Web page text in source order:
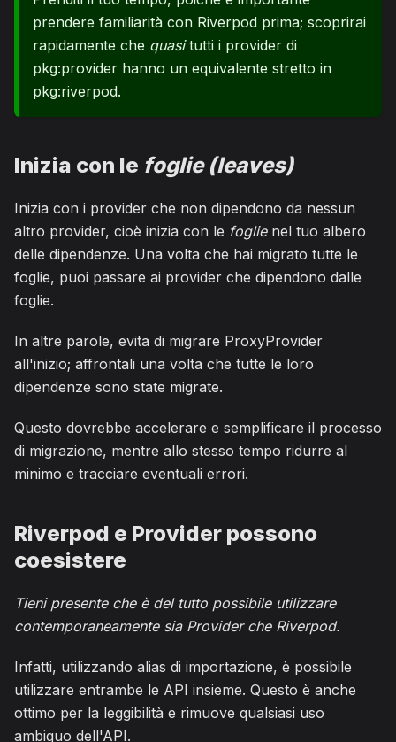
prendere familiarità con Riverpod prima; scoprirai
rapidamente che quasitutti i provider di
pkg:provider hanno un equivalente stretto in
pkg:riverpod.
Inizia con le foglie (leaves)
Inizia con i provider che non dipendono da nessun
altro provider, cioè inizia con le foglienel tuo albero
delle dipendenze. Una volta che hai migrato tutte le
foglie, puoi passare ai provider che dipendono dalle
foglie.
In altre parole, evita di migrare ProxyProvider
all'inizio; affrontali una volta che tutte le loro
dipendenze sono state migrate.
Questo dovrebbe accelerare e semplificare il processo
di migrazione, mentre allo stesso tempo ridurre al
minimo e tracciare eventuali errori.
Riverpod e Provider possono
coesistere
Tieni presente che è del tutto possibile utilizzare
contemporaneamente sia Provider che Riverpod.
Infatti, utilizzando alias di importazione, è possibile
utilizzare entrambe le API insieme. Questo è anche
ottimo per la leggibilità e rimuove qualsiasi uso
ambiguo dell'API.